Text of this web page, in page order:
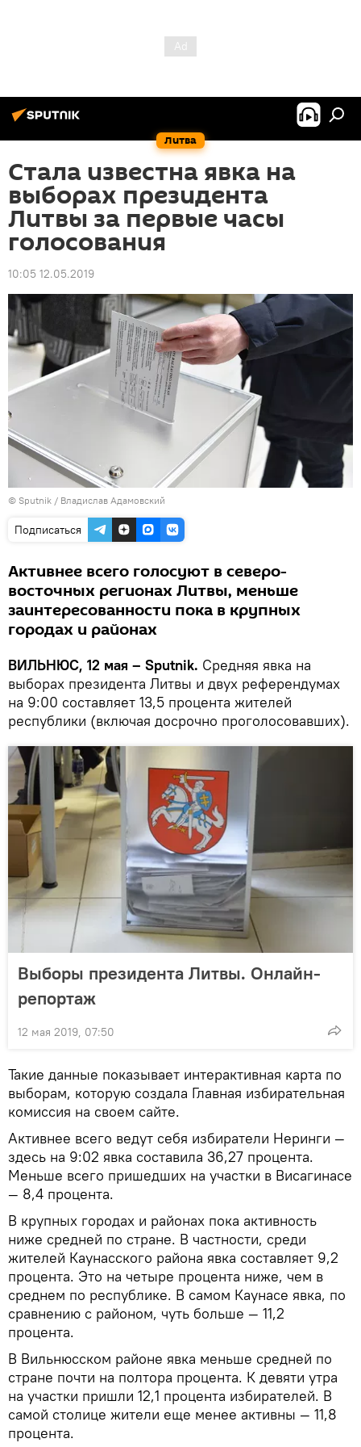
Литва
Стала известна явка на
выборах президента
Литвы за первые часы
голосования
10:05 12.05.2019
© Sputnik / Владислав Адамовский
Подписаться
Активнее всего голосуют в северо-
восточных регионах Литвы, меньше
заинтересованности пока в крупных
городах и районах
ВИЛЬНЮС, 12 мая – Sputnik. Средняя явка на
выборах президента Литвы и двух референдумах
на 9:00 составляет 13,5 процента жителей
республики (включая досрочно проголосовавших).
Выборы президента Литвы. Онлайн-
репортаж
12 мая 2019, 07:50
Такие данные показывает интерактивная карта по
выборам, которую создала Главная избирательная
комиссия на своем сайте.
Активнее всего ведут себя избиратели Неринги —
здесь на 9:02 явка составила 36,27 процента.
Меньше всего пришедших на участки в Висагинасе
— 8,4 процента.
В крупных городах и районах пока активность
ниже средней по стране. В частности, среди
жителей Каунасского района явка составляет 9,2
процента. Это на четыре процента ниже, чем в
среднем по республике. В самом Каунасе явка, по
сравнению с районом, чуть больше — 11,2
процента.
В Вильнюсском районе явка меньше средней по
стране почти на полтора процента. К девяти утра
на участки пришли 12,1 процента избирателей. В
самой столице жители еще менее активны — 11,8
процента.